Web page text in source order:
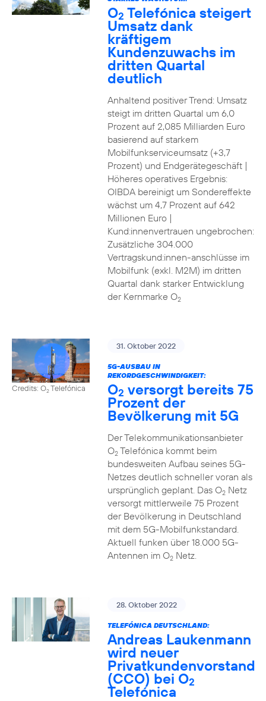
O2 Telefónica steigert
Umsatz dank
kräftigem
Kundenzuwachs im
dritten Quartal
deutlich
Anhaltend positiver Trend: Umsatz
steigt im dritten Quartal um 6,0
Prozent auf 2,085 Milliarden Euro
basierend auf starkem
Mobilfunkserviceumsatz (+3,7
Prozent) und Endgerätegeschäft |
Höheres operatives Ergebnis:
OIBDA bereinigt um Sondereffekte
wächst um 4,7 Prozent auf 642
Millionen Euro |
Kund:innenvertrauen ungebrochen:
Zusätzliche 304.000
Vertragskund:innen-anschlüsse im
Mobilfunk (exkl. M2M) im dritten
Quartal dank starker Entwicklung
der Kernmarke O2
Credits: O2Telefónica
31. Oktober 2022
5G-AUSBAU IN
REKORDGESCHWINDIGKEIT:
O2 versorgt bereits 75
Prozent der
Bevölkerung mit 5G
Der Telekommunikationsanbieter
O2Telefónica kommt beim
bundesweiten Aufbau seines 5G-
Netzes deutlich schneller voran als
ursprünglich geplant. Das O2Netz
versorgt mittlerweile 75 Prozent
der Bevölkerung in Deutschland
mit dem 5G-Mobilfunkstandard.
Aktuell funken über 18.000 5G-
Antennen im O2Netz.
28. Oktober 2022
TELEFÓNICA DEUTSCHLAND:
Andreas Laukenmann
wird neuer
Privatkundenvorstand
(CCO) bei O2
Telefónica